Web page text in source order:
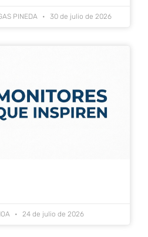
PINEDA 30 de julio de 2026
24 de julio de 2026